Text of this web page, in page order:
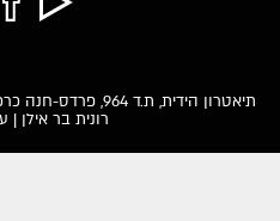
תיאטרון הידית, ת.ד 964, פרדס-חנה כרכור |
רונית בר אילן |